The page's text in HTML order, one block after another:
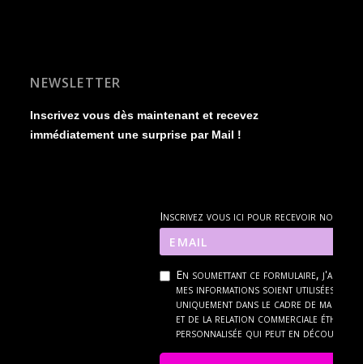
NEWSLETTER
Inscrivez vous dès maintenant et recevez
immédiatement une surprise par Mail !
Inscrivez vous ici pour recevoir nos
En soumettant ce formulaire,
mes informations soient utilisées
uniquement dans le cadre de ma
et de la relation commerciale éthique
personnalisée qui peut en découler.